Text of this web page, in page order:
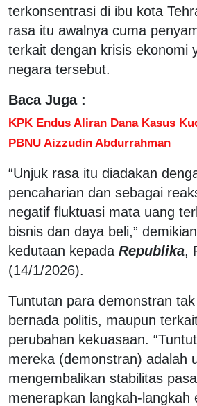
terkonsentrasi di ibu kota
rasa itu awalnya cuma
terkait dengan krisis ekonomi
negara tersebut.
Baca Juga :
KPK Endus Aliran Dana Kasus
PBNU Aizzudin Abdurrahman
“Unjuk rasa itu diadakan
pencaharian dan sebagai
negatif fluktuasi mata uang
bisnis dan daya beli,”
kedutaan kepada Republika,
(14/1/2026).
Tuntutan para demonstran
bernada politis, maupun
perubahan kekuasaan.
mereka (demonstran) adalah
mengembalikan stabilitas
menerapkan langkah-langkah